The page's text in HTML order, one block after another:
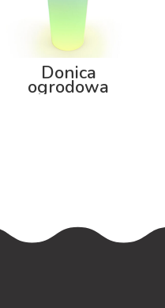
Donica
ogrodowa
Neptun 125cm z